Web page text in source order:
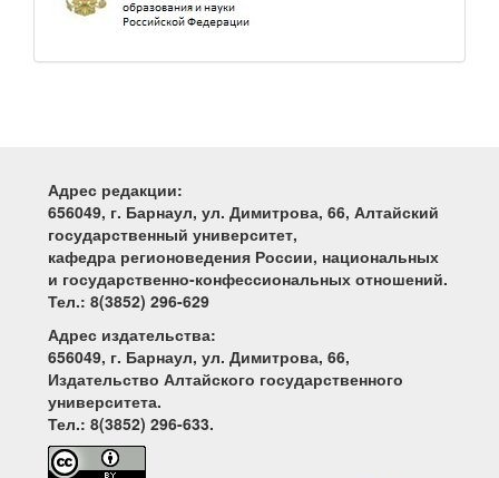
Адрес редакции:
656049, г. Барнаул, ул. Димитрова, 66, Алтайский
государственный университет,
кафедра регионоведения России, национальных
и государственно-конфессиональных отношений.
Тел.: 8(3852) 296-629
Адрес издательства:
656049, г. Барнаул, ул. Димитрова, 66,
Издательство Алтайского государственного
университета.
Тел.: 8(3852) 296-633.